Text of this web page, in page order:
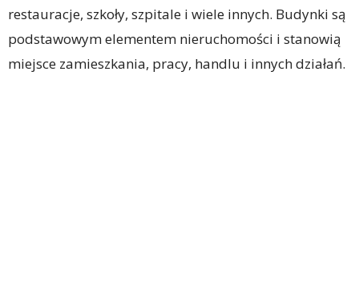
restauracje, szkoły, szpitale i wiele innych. Budynki są
podstawowym elementem nieruchomości i stanowią
miejsce zamieszkania, pracy, handlu i innych działań.